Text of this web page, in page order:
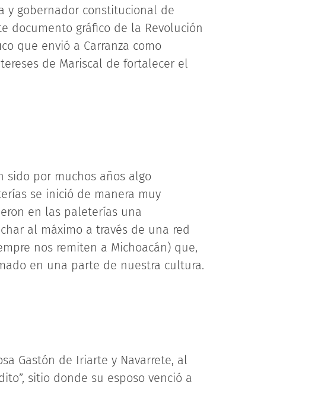
y gobernador constitucional de
documento gráfico de la Revolución
que envió a Carranza como
de Mariscal de fortalecer el
sido por muchos años algo
se inició de manera muy
en las paleterías una
al máximo a través de una red
nos remiten a Michoacán) que,
en una parte de nuestra cultura.
Gastón de Iriarte y Navarrete, al
sitio donde su esposo venció a